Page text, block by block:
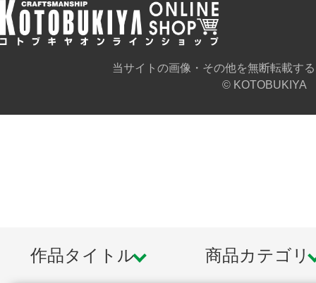
当サイトの画像・その他を無断転載す
© KOTOBUKIYA
作品タイトル 商品カテゴリ